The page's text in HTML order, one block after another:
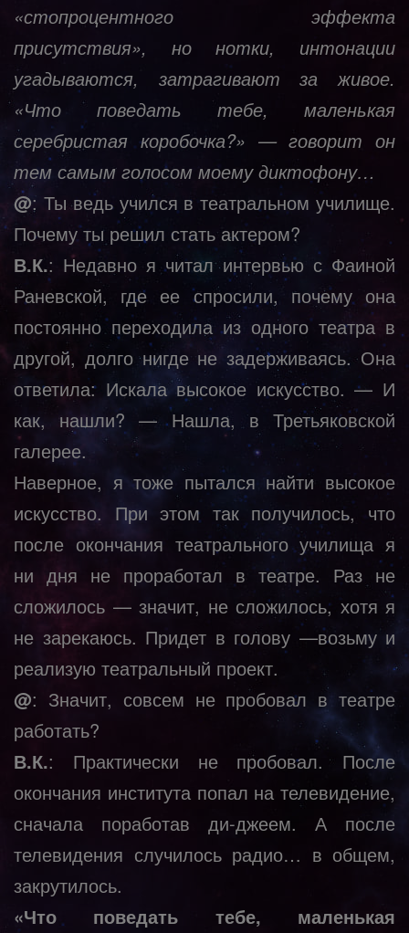
«стопроцентного эффекта
присутствия», но нотки, интонации
угадываются, затрагивают за живое.
«Что поведать тебе, маленькая
серебристая коробочка?» — говорит он
тем самым голосом моему диктофону…
@: Ты ведь учился в театральном училище.
Почему ты решил стать актером?
В.К.: Недавно я читал интервью с Фаиной
Раневской, где ее спросили, почему она
постоянно переходила из одного театра в
другой, долго нигде не задерживаясь. Она
ответила: Искала высокое искусство. — И
как, нашли? — Нашла, в Третьяковской
галерее.
Наверное, я тоже пытался найти высокое
искусство. При этом так получилось, что
после окончания театрального училища я
ни дня не проработал в театре. Раз не
сложилось — значит, не сложилось, хотя я
не зарекаюсь. Придет в голову —возьму и
реализую театральный проект.
@: Значит, совсем не пробовал в театре
работать?
В.К.: Практически не пробовал. После
окончания института попал на телевидение,
сначала поработав ди-джеем. А после
телевидения случилось радио… в общем,
закрутилось.
«Что поведать тебе, маленькая